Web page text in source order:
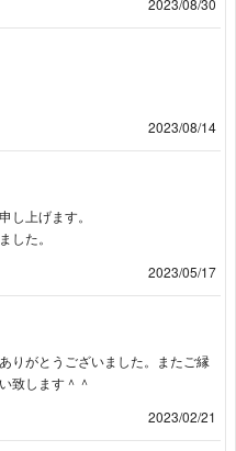
2023/08/14
し上げます。
した。
2023/05/17
りがとうございました。またご縁
致します＾＾
2023/02/21